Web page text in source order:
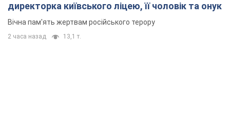
директорка київського ліцею, її чоловік та онук
Вічна пам'ять жертвам російського терору
2 часа назад 13,1 т.